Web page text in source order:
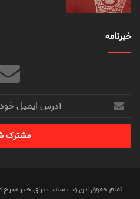
خبرنامه
آدرس
ایمیل
خود
وارد
تمام حقوق این وب سایت برای خبر